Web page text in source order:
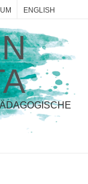
ENGLISH